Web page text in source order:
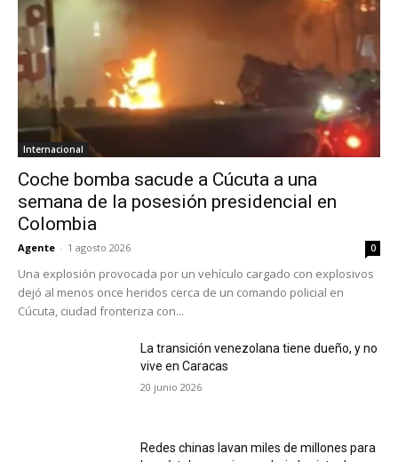
Internacional
Coche bomba sacude a Cúcuta a una
semana de la posesión presidencial en
Colombia
Agente - 1 agosto 2026 0
Una explosión provocada por un vehículo cargado con explosivos
dejó al menos once heridos cerca de un comando policial en
Cúcuta, ciudad fronteriza con...
La transición venezolana tiene dueño, y no
vive en Caracas
20 junio 2026
Redes chinas lavan miles de millones para